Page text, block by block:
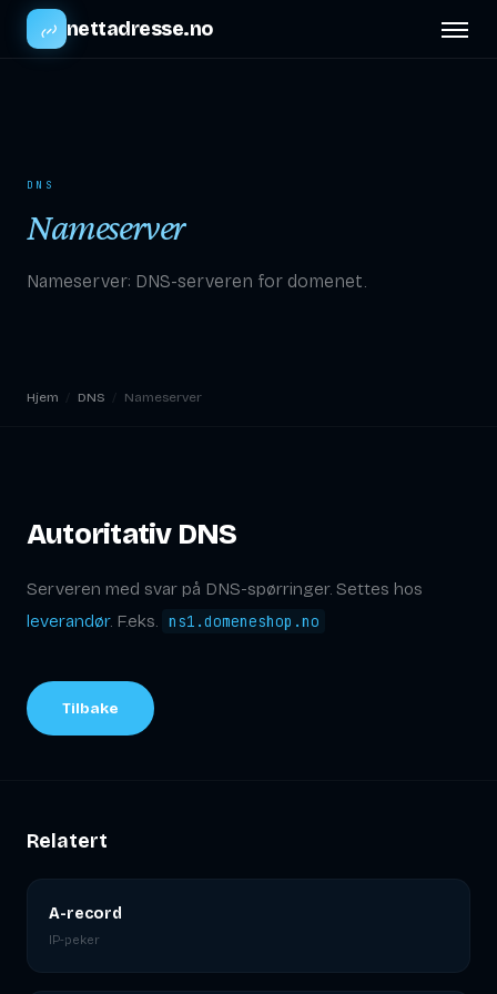
nettadresse.no
DNS
Nameserver
Nameserver: DNS-serveren for domenet.
Hjem DNS Nameserver
Autoritativ DNS
Serveren med svar på DNS-spørringer. Settes hos
leverandør. F.eks. ns1.domeneshop.no
Tilbake
Relatert
A-record
IP-peker